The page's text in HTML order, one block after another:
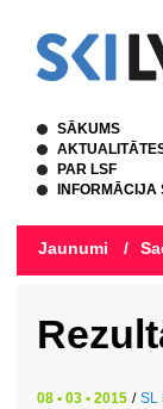
SĀKUMS
PAR LSF
INFORMĀCIJA
Jaunumi /
08 • 03 • 2015 / SL